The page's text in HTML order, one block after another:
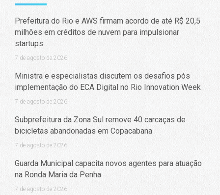
Prefeitura do Rio e AWS firmam acordo de até R$ 20,5
milhões em créditos de nuvem para impulsionar
startups
7 de agosto de 2026
Ministra e especialistas discutem os desafios pós
implementação do ECA Digital no Rio Innovation Week
7 de agosto de 2026
Subprefeitura da Zona Sul remove 40 carcaças de
bicicletas abandonadas em Copacabana
7 de agosto de 2026
Guarda Municipal capacita novos agentes para atuação
na Ronda Maria da Penha
7 de agosto de 2026